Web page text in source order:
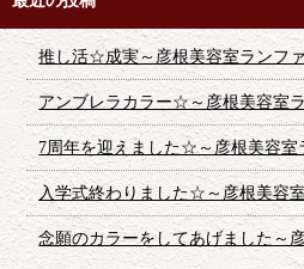
推し活☆成実～彦根美容室ランフ
アンブレラカラー☆～彦根美容室
7周年を迎えました☆～彦根美容室
入学式終わりました☆～彦根美容
念願のカラーをしてあげました～